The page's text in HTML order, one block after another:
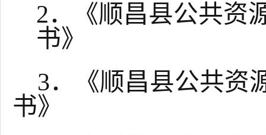
2．《顺昌县公共资
书》
3．《顺昌县公共资
书》